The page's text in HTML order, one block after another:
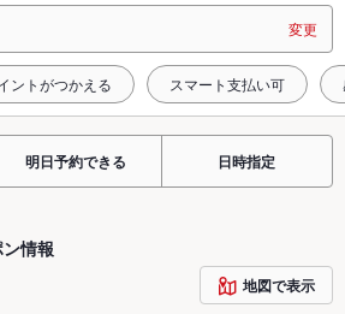
変更
ントがつかえる スマート支払い可
明日予約できる 日時指定
情報
地図で表示